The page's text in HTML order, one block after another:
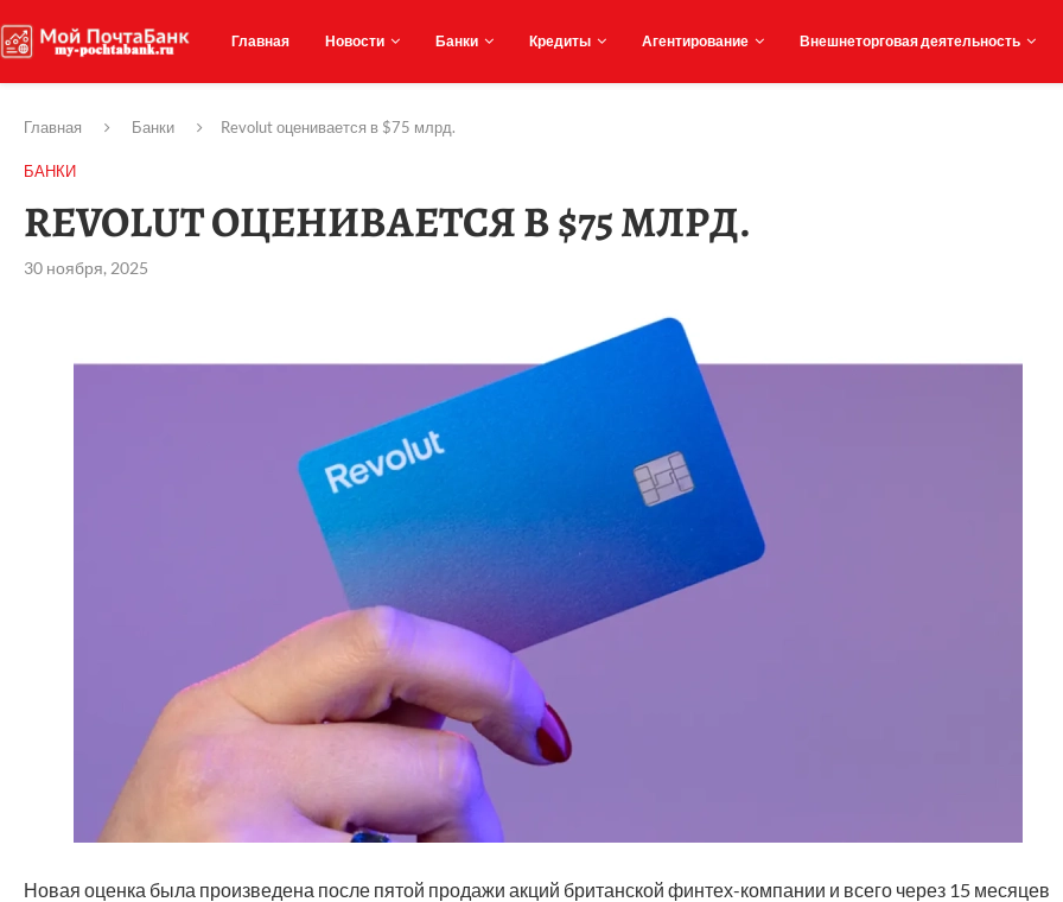
Главная Новости Банки Кредиты Агентирование Внешнеторговая деятельность
Главная Банки Revolut оценивается в $75 млрд.
БАНКИ
REVOLUT ОЦЕНИВАЕТСЯ В $75 МЛРД.
30 ноября, 2025
Новая оценка была произведена после пятой продажи акций британской финтех-компании и всего через 15 месяцев